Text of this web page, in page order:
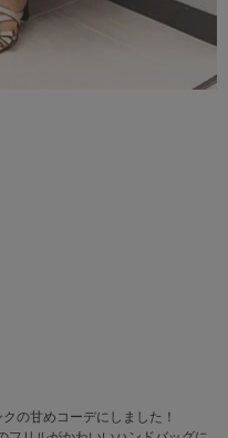
の甘めコーデにしました！